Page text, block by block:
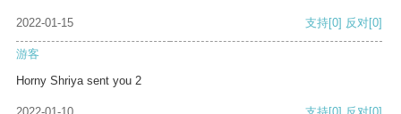
2022-01-15 支持[0] 反对[0]
游客
Horny Shriya sent you 2